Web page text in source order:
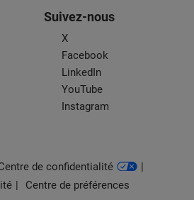
Suivez-nous
X
Facebook
LinkedIn
YouTube
Instagram
de confidentialité
Centre de préférences